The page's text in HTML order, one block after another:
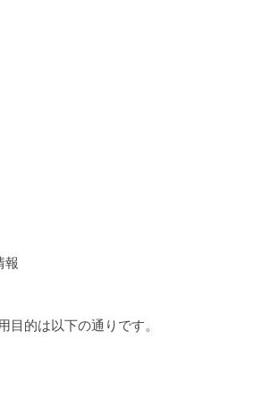
報
的は以下の通りです。